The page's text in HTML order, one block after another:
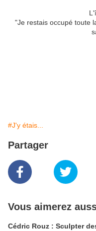
"Je restais occupé toute
#J'y étais...
Partager
Vous aimerez
Cédric Rouz : Sculpter